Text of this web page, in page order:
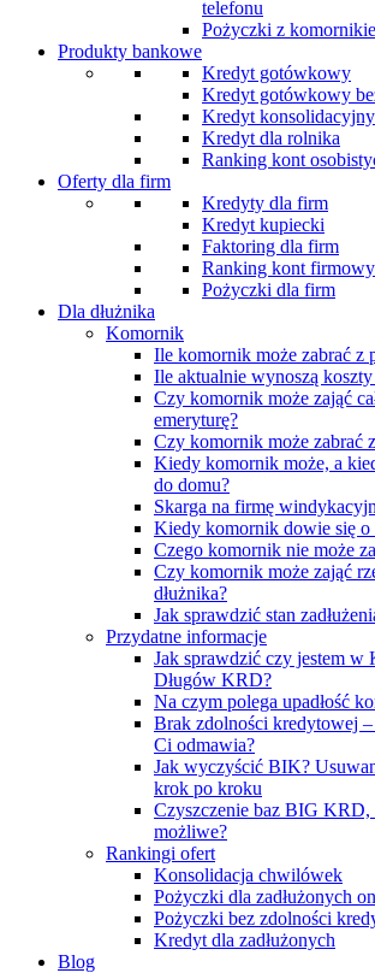
telefonu
Pożyczki z
Produkty bankowe
Kredyt gotówkowy
Kredyt gotówkowy
Kredyt konsolidacyjny
Kredyt dla rolnika
Ranking kont
Oferty dla firm
Kredyty dla firm
Kredyt kupiecki
Faktoring dla firm
Ranking kont
Pożyczki dla firm
Dla dłużnika
Komornik
Ile komornik może zabrać z
Ile aktualnie wynoszą
Czy komornik może zająć
emeryturę?
Czy komornik może zabrać
Kiedy komornik może, a
do domu?
Skarga na firmę
Kiedy komornik dowie się o
Czego komornik nie może
Czy komornik może zająć
dłużnika?
Jak sprawdzić stan
Przydatne informacje
Jak sprawdzić czy jestem w
Długów KRD?
Na czym polega upadłość
Brak zdolności kredytowej
Ci odmawia?
Jak wyczyścić BIK?
krok po kroku
Czyszczenie baz BIG
możliwe?
Rankingi ofert
Konsolidacja chwilówek
Pożyczki dla zadłużonych
Pożyczki bez zdolności
Kredyt dla zadłużonych
Blog